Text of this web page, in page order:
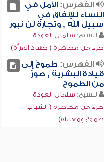
الفهرس:الأمل في
النساء للإنفاق في
سبيل الله , وتجارة لن تبور
للشيخ: سلمان العودة
جزء من محاضرة ( جهاد المرأة)
الفهرس: طموحٌ إلى
قيادة البشرية , صورٌ
من الطموح
للشيخ: سلمان العودة
جزء من محاضرة ( الشباب
طموح ومعاناة)